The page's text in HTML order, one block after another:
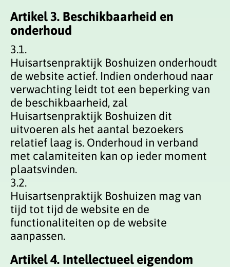
Artikel 3. Beschikbaarheid en
onderhoud
3.1.
Huisartsenpraktijk Boshuizen onderhoudt
de website actief. Indien onderhoud naar
verwachting leidt tot een beperking van
de beschikbaarheid, zal
Huisartsenpraktijk Boshuizen dit
uitvoeren als het aantal bezoekers
relatief laag is. Onderhoud in verband
met calamiteiten kan op ieder moment
plaatsvinden.
3.2.
Huisartsenpraktijk Boshuizen mag van
tijd tot tijd de website en de
functionaliteiten op de website
aanpassen.
Artikel 4. Intellectueel eigendom